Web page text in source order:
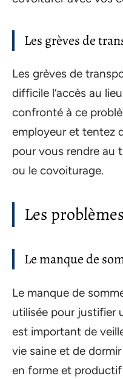
Les grèves de
Les grèves de
difficile l’accès au
confronté à ce
employeur et tentez
pour vous rendre au
ou le covoiturage.
Les
Le manque de
Le manque de
utilisée pour justifier
est important de
vie saine et de
en forme et productif